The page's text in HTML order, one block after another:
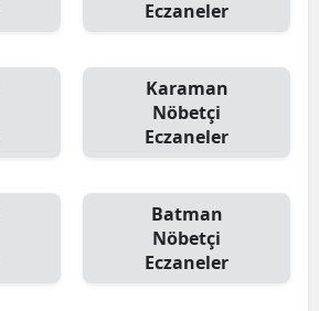
Eczaneler
Karaman
Nöbetçi
Eczaneler
Batman
Nöbetçi
Eczaneler